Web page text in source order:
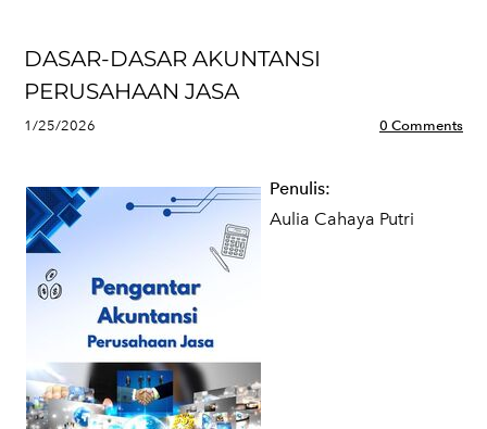
DASAR-DASAR AKUNTANSI
PERUSAHAAN JASA
1/25/2026 0 Comments
Penulis:
Aulia Cahaya Putri